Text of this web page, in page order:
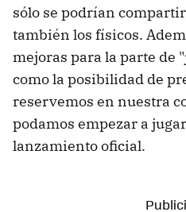
sólo se podrían
también los físicos.
mejoras para la parte de
como la posibilidad de
reservemos en nuestra
podamos empezar a
lanzamiento oficial.